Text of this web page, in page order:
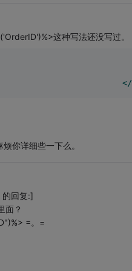
这种写法还没写过。
</
你详细些一下么。
回复:]
面？
=。=